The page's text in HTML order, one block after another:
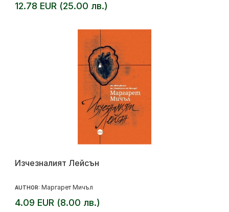
12.78 EUR (25.00 лв.)
Изчезналият Лейсън
AUTHOR: Маргарет Мичъл
4.09 EUR (8.00 лв.)